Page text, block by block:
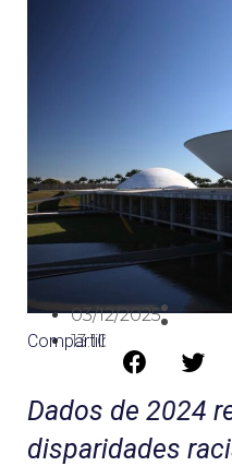
03/12/2025
13:10
Compartilhe:
Dados de 2024
disparidades